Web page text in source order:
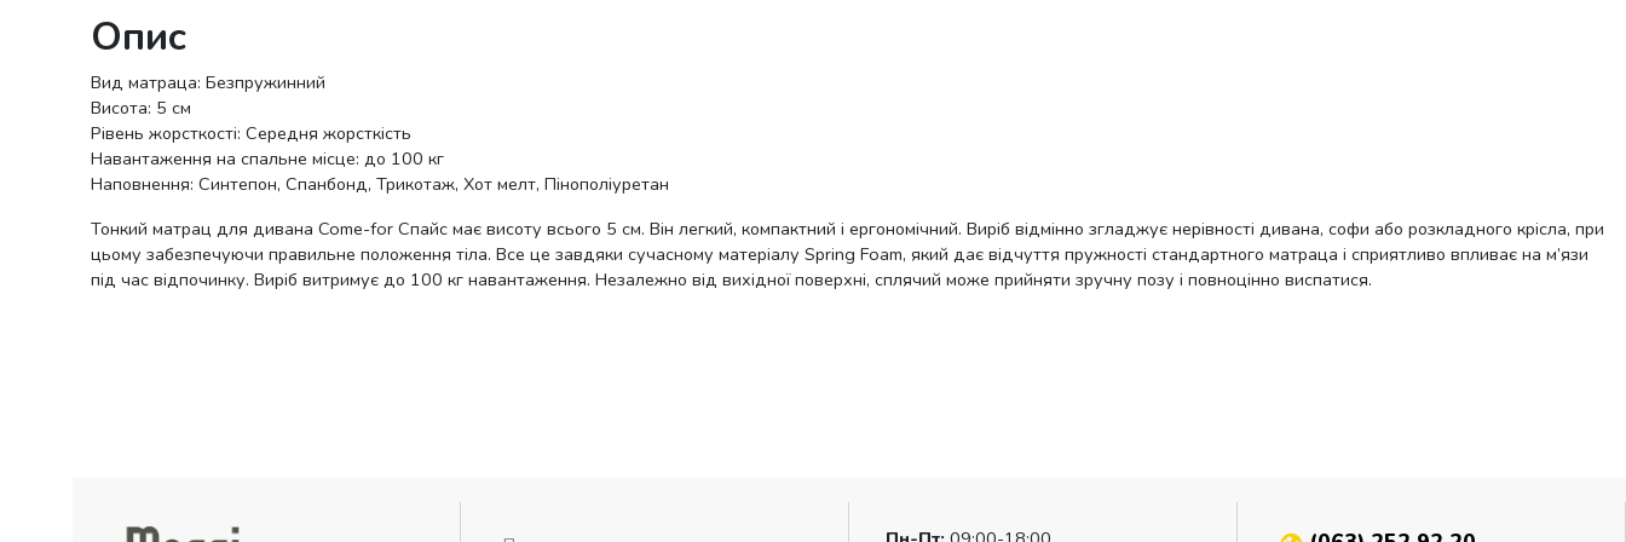
Опис
Вид матраца: Безпружинний
Висота: 5 см
Рівень жорсткості: Середня жорсткість
Навантаження на спальне місце: до 100 кг
Наповнення: Синтепон, Спанбонд, Трикотаж, Хот мелт, Пінополіуретан
Тонкий матрац для дивана Come-for Спайс має висоту всього 5 см. Він легкий, компактний і ергономічний. Виріб відмінно згладжує нерівності дивана, софи або розкладного крісла, при
цьому забезпечуючи правильне положення тіла. Все це завдяки сучасному матеріалу Spring Foam, який дає відчуття пружності стандартного матраца і сприятливо впливає на м’язи
під час відпочинку. Виріб витримує до 100 кг навантаження. Незалежно від вихідної поверхні, сплячий може прийняти зручну позу і повноцінно виспатися.